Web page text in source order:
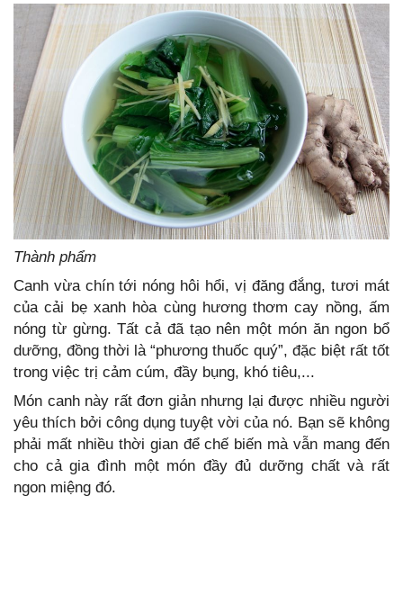
Thành phẩm
Canh vừa chín tới nóng hôi hổi, vị đăng đắng, tươi mát
của cải bẹ xanh hòa cùng hương thơm cay nồng, ấm
nóng từ gừng. Tất cả đã tạo nên một món ăn ngon bổ
dưỡng, đồng thời là “phương thuốc quý”, đặc biệt rất tốt
trong việc trị cảm cúm, đầy bụng, khó tiêu,...
Món canh này rất đơn giản nhưng lại được nhiều người
yêu thích bởi công dụng tuyệt vời của nó. Bạn sẽ không
phải mất nhiều thời gian để chế biến mà vẫn mang đến
cho cả gia đình một món đầy đủ dưỡng chất và rất
ngon miệng đó.